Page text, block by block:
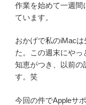
作業を始めて一週間
ています。
おかげで私のiMac
た。この週末にや
知恵がつき、以前の
す。笑
今回の件でAppleサ